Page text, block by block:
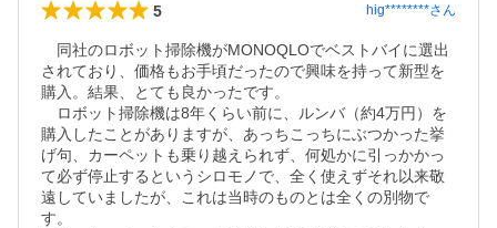
5 hig********さん
同社のロボット掃除機がMONOQLOでベストバイに選出
されており、価格もお手頃だったので興味を持って新型を
購入。結果、とても良かったです。
ロボット掃除機は8年くらい前に、ルンバ（約4万円）を
購入したことがありますが、あっちこっちにぶつかった挙
げ句、カーペットも乗り越えられず、何処かに引っかかっ
て必ず停止するというシロモノで、全く使えずそれ以来敬
遠していましたが、これは当時のものとは全くの別物で
す。